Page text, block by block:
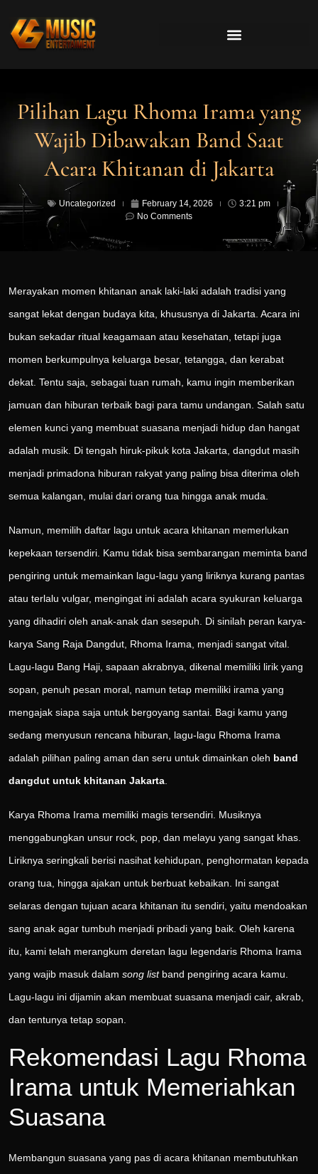
Pilihan Lagu Rhoma Irama yang
Wajib Dibawakan Band Saat
Acara Khitanan di Jakarta
Uncategorized February 14, 2026
3:21 pm
No Comments
Merayakan momen khitanan anak laki-laki adalah tradisi yang
sangat lekat dengan budaya kita, khususnya di Jakarta. Acara ini
bukan sekadar ritual keagamaan atau kesehatan, tetapi juga
momen berkumpulnya keluarga besar, tetangga, dan kerabat
dekat. Tentu saja, sebagai tuan rumah, kamu ingin memberikan
jamuan dan hiburan terbaik bagi para tamu undangan. Salah satu
elemen kunci yang membuat suasana menjadi hidup dan hangat
adalah musik. Di tengah hiruk-pikuk kota Jakarta, dangdut masih
menjadi primadona hiburan rakyat yang paling bisa diterima oleh
semua kalangan, mulai dari orang tua hingga anak muda.
Namun, memilih daftar lagu untuk acara khitanan memerlukan
kepekaan tersendiri. Kamu tidak bisa sembarangan meminta band
pengiring untuk memainkan lagu-lagu yang liriknya kurang pantas
atau terlalu vulgar, mengingat ini adalah acara syukuran keluarga
yang dihadiri oleh anak-anak dan sesepuh. Di sinilah peran karya-
karya Sang Raja Dangdut, Rhoma Irama, menjadi sangat vital.
Lagu-lagu Bang Haji, sapaan akrabnya, dikenal memiliki lirik yang
sopan, penuh pesan moral, namun tetap memiliki irama yang
mengajak siapa saja untuk bergoyang santai. Bagi kamu yang
sedang menyusun rencana hiburan, lagu-lagu Rhoma Irama
adalah pilihan paling aman dan seru untuk dimainkan oleh band
dangdut untuk khitanan Jakarta
Karya Rhoma Irama memiliki magis tersendiri. Musiknya
menggabungkan unsur rock, pop, dan melayu yang sangat khas.
Liriknya seringkali berisi nasihat kehidupan, penghormatan kepada
orang tua, hingga ajakan untuk berbuat kebaikan. Ini sangat
selaras dengan tujuan acara khitanan itu sendiri, yaitu mendoakan
sang anak agar tumbuh menjadi pribadi yang baik. Oleh karena
itu, kami telah merangkum deretan lagu legendaris Rhoma Irama
yang wajib masuk dalam song listband pengiring acara kamu.
Lagu-lagu ini dijamin akan membuat suasana menjadi cair, akrab,
dan tentunya tetap sopan.
Rekomendasi Lagu Rhoma
Irama untuk Memeriahkan
Suasana
Membangun suasana yang pas di acara khitanan membutuhkan